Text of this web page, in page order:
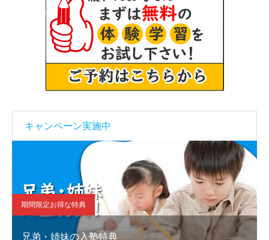
キャンペーン実施中
期間限定お得な特典
兄弟・姉妹の入塾特典